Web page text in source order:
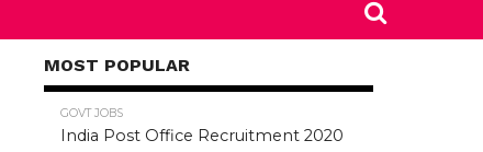
MOST POPULAR
GOVT JOBS
India Post Office Recruitment 2020